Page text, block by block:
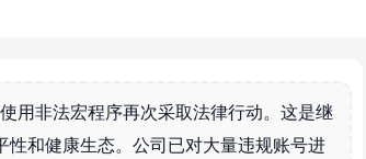
用非法宏程序再次采取法律行动。这是继
性和健康生态。公司已对大量违规账号进